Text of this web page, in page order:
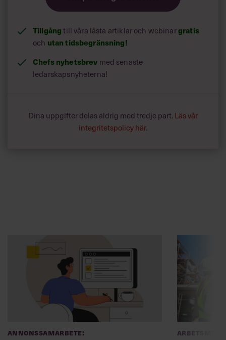
Tillgångtill våra låsta artiklar och webinargratis
och utan tidsbegränsning!
Chefs nyhetsbrev med senaste
ledarskapsnyheterna!
Dina uppgifter delas aldrig med tredje part. Läs vår
integritetspolicy här.
Annonssamarbete:
Chef + Winningtemp
Delta i Chefbarometern 2026
”Djupa,